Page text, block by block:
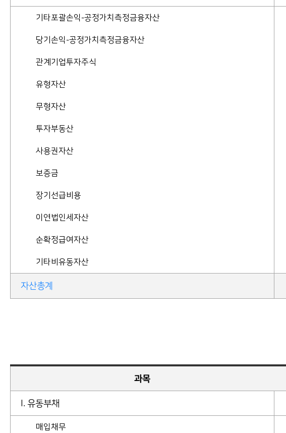
자산총계
기타포괄손익-공정가치측정금융자산
당기손익-공정가치측정금융자산
관계기업투자주식
유형자산
무형자산
투자부동산
사용권자산
보증금
장기선급비용
이연법인세자산
순확정급여자산
기타비유동자산
과목
I. 유동부채
매입채무